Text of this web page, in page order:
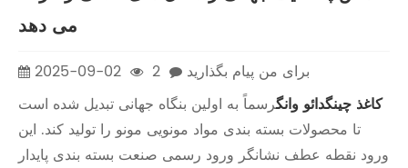
می دهد
2025-09-02 2
برای من پیام بگذارید
کاغذ چینگدائو وانگرسماً به اولین بنگاه جهانی تبدیل شده است
تا محصولات بسته بندی مواد مونویی مونو را تولید کند. این
ورود نقطه عطف نشانگر ورود رسمی صنعت بسته بندی پایدار